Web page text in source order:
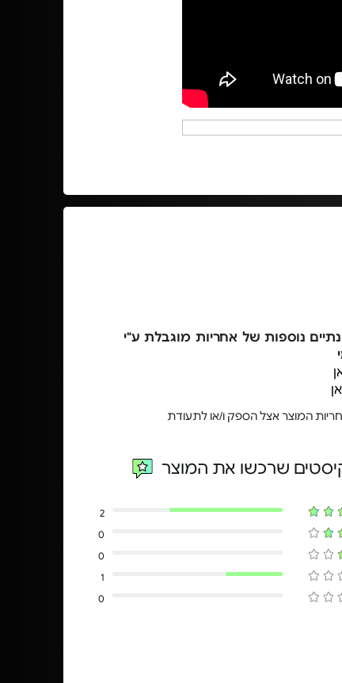
נוספות של אחריות מוגבלת ע"י
המוצר אצל הספק ו/או לתעודת
שרכשו את המוצר
2
0
0
1
0